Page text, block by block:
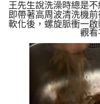
王先生說洗澡時總是
即帶著高周波清洗機
軟化後，螺旋脈衝一
源不絕，經過兩小時
變大了。 為什麼水管
壓帶不走管壁陳年汙
同的居家隱患： 棕色
色（氧化錳）：
綠）： 銅合金接頭氧
觀看